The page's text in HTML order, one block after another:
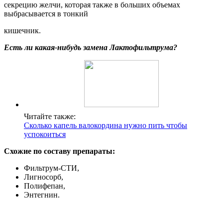
секрецию желчи, которая также в больших объемах
выбрасывается в тонкий
кишечник.
Есть ли какая-нибудь замена Лактофильтрума?
Читайте также:
Сколько капель валокордина нужно пить чтобы
успокоиться
Схожие по составу препараты:
Фильтрум-СТИ,
Лигносорб,
Полифепан,
Энтегнин.